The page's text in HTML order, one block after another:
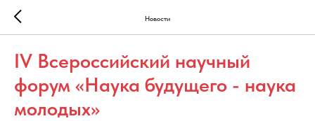
Новости
IV Всероссийский научный
форум «Наука будущего - наука
молодых»